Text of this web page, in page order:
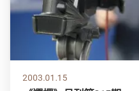
2003.01.15